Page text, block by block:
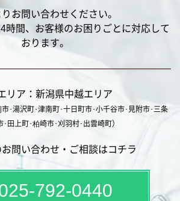
お問い合わせください。
時間、お客様のお困りごとに対応して
おります。
リア：新潟県中越エリア
市･湯沢町･津南町･十日町市･小千谷市･見附市･三条
･田上町･柏崎市･刈羽村･出雲崎町）
問い合わせ・ご相談はコチラ
792-0440